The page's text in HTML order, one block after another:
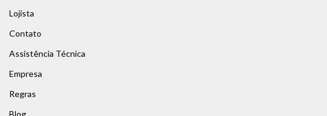
Lojista
Contato
Assistência Técnica
Empresa
Regras
Blog